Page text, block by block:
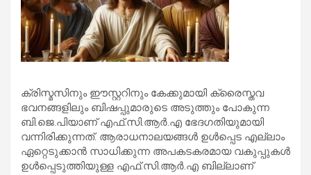
ക്രിസ്മസിനും ഈസ്റ്ററിനും കേക്കുമായി ക്രൈസ്തവ
ഭവനങ്ങളിലും ബിഷപ്പുമാരുടെ അടുത്തും പോകുന്ന
ബി.ജെ.പിയാണ് എഫ്.സി.ആര്‍.എ ഭേദഗതിയുമായി
വന്നിരിക്കുന്നത്. ആരാധനാലയങ്ങള്‍ ഉള്‍പ്പെട എല്ലാം
ഏറ്റെടുക്കാന്‍ സാധിക്കുന്ന അപകടകരമായ വകുപ്പുകള്‍
ഉള്‍പ്പെടുത്തിയുള്ള എഫ്.സി.ആര്‍.എ ബില്ലാണ്